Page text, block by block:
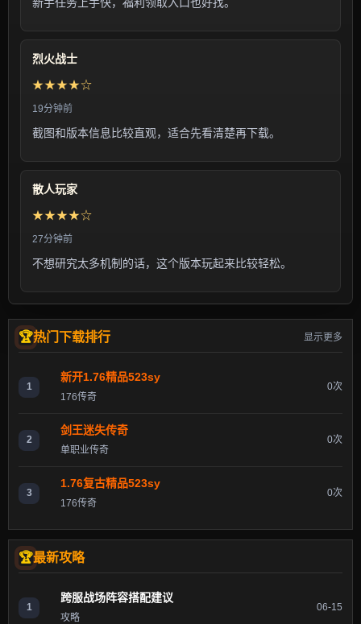
烈火战士
★★★★☆
19分钟前
截图和版本信息比较直观，适合先看清楚再下载。
散人玩家
★★★★☆
27分钟前
不想研究太多机制的话，这个版本玩起来比较轻松。
热门下载排行 显示更多
1
新开1.76精品523sy
176传奇
0次
2
剑王迷失传奇
单职业传奇
0次
3
1.76复古精品523sy
176传奇
0次
最新攻略
1
跨服战场阵容搭配建议
攻略
06-15